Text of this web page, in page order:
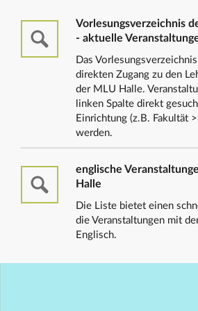
Vorlesungsverzeichnis
- aktuelle
Das
direkten Zugang zu den
der MLU Halle.
linken Spalte direkt
Einrichtung (z.B. Fakultät
werden.
englische
Halle
Die Liste bietet einen
die Veranstaltungen mit
Englisch.